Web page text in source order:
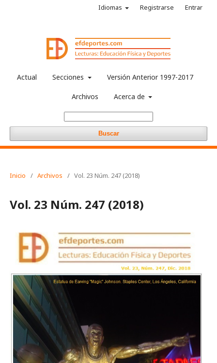
Actual Secciones Versión Anterior 1997-2017
Archivos Acerca de
Buscar
Idiomas Registrarse Entrar
Inicio / Archivos / Vol. 23 Núm. 247 (2018)
Vol. 23 Núm. 247 (2018)